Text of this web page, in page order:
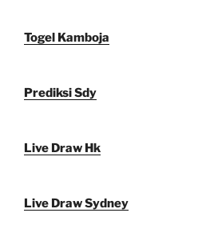
Togel Kamboja
Prediksi Sdy
Live Draw Hk
Live Draw Sydney